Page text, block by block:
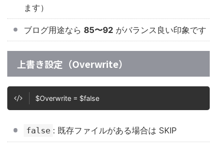
ます）
ブログ用途なら 85〜92 がバランス良い印象です
上書き設定（Overwrite）
$Overwrite = $false
false : 既存ファイルがある場合は SKIP